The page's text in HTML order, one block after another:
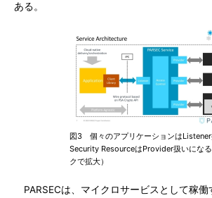
ある。
図3 個々のアプリケーションはListener
Security ResourceはProvider扱いにな
クで拡大）
PARSECは、マイクロサービスとして稼働